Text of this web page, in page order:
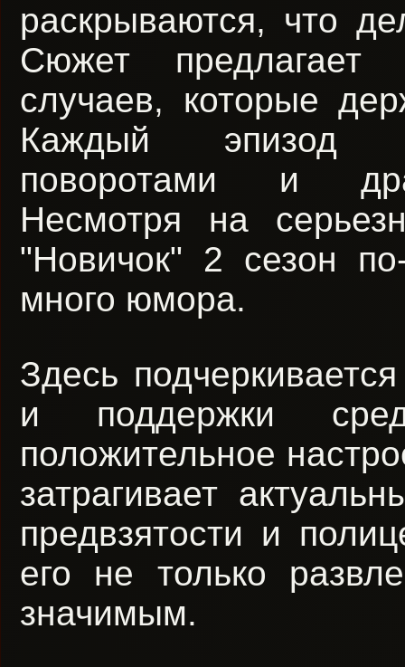
раскрываются, что
Сюжет предлагает
случаев, которые
Каждый эпизод
поворотами и
Несмотря на
"Новичок" 2 сезон
много юмора.
Здесь
и поддержки
положительное
затрагивает
предвзятости и
его не только
значимым.